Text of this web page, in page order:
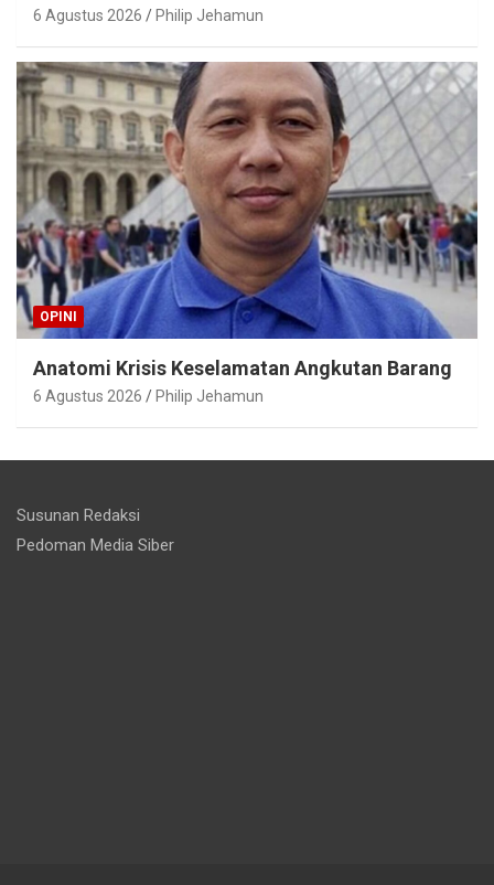
6 Agustus 2026 Philip Jehamun
OPINI
Anatomi Krisis Keselamatan Angkutan Barang
6 Agustus 2026 Philip Jehamun
Susunan Redaksi
Pedoman Media Siber